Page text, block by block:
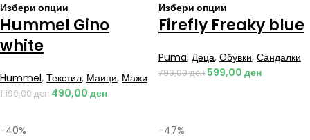
Избери опции
Hummel Gino
white
Hummel, Текстил, Маици, Мажи
1.190,00ден 490,00 ден
Избери опции
Firefly Freaky blue
Puma, Деца, Обувки, Сандалки
799,00ден 599,00 ден
-40% -47%